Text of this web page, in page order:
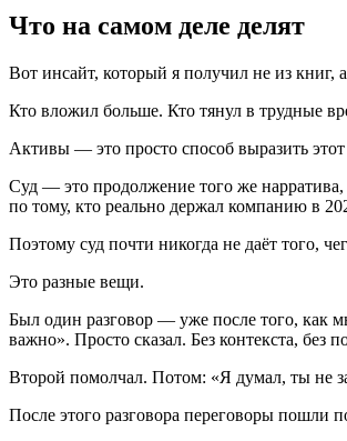
Что на самом деле делят
Вот инсайт, который я получил не из книг,
Кто вложил больше. Кто тянул в трудные
Активы — это просто способ выразить этот
Суд — это продолжение того же нарратива,
по тому, кто реально держал компанию в
Поэтому суд почти никогда не даёт того,
Это разные вещи.
Был один разговор — уже после того, как
важно». Просто сказал. Без контекста, без
Второй помолчал. Потом: «Я думал, ты не
После этого разговора переговоры пошли